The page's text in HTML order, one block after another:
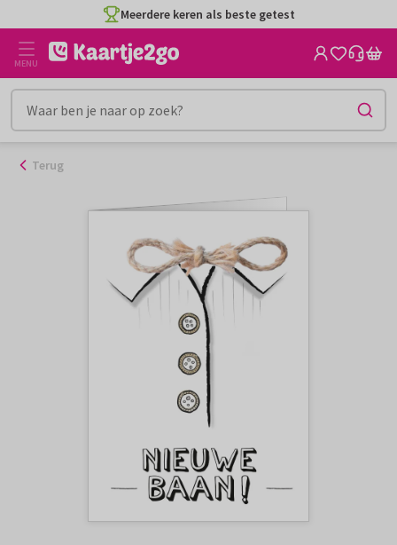
naar
inhoud
Meerdere keren als beste getest
MENU
Terug